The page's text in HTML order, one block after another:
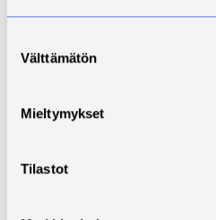
valinta
Välttämätön
Mieltymykset
Tilastot
Tutkimuksessa mukana
varastoi sitä muutamasta
tätä pidempään kolme.
ja kolmas osti kuivajakeen